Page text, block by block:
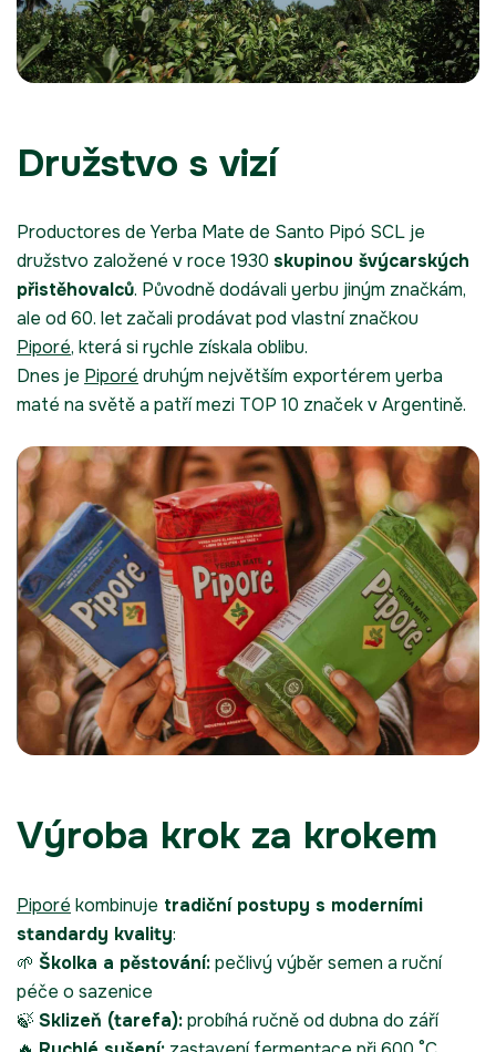
Družstvo s vizí
Productores de Yerba Mate de Santo Pipó SCL je
družstvo založené v roce 1930 skupinou švýcarských
přistěhovalců. Původně dodávali yerbu jiným značkám,
ale od 60. let začali prodávat pod vlastní značkou
Piporé, která si rychle získala oblibu.
Dnes je Piporé druhým největším exportérem yerba
maté na světě a patří mezi TOP 10 značek v Argentině.
Výroba krok za krokem
Piporé kombinuje tradiční postupy s moderními
standardy kvality:
🌱 Školka a pěstování:pečlivý výběr semen a ruční
péče o sazenice
🍃 Sklizeň (tarefa):probíhá ručně od dubna do září